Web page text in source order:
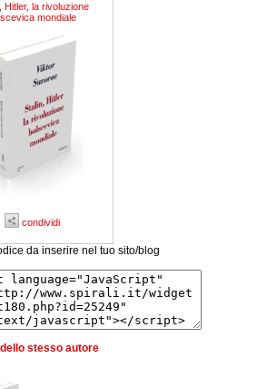
Hitler, la rivoluzione
mondiale
condividi
da inserire nel tuo sito/blog
stesso autore